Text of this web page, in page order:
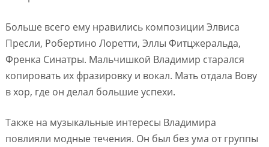
Больше всего ему нравились композиции Элвиса
Пресли, Робертино Лоретти, Эллы Фитцжеральда,
Френка Синатры. Мальчишкой Владимир старался
копировать их фразировку и вокал. Мать отдала Вову
в хор, где он делал большие успехи.
Также на музыкальные интересы Владимира
повлияли модные течения. Он был без ума от группы